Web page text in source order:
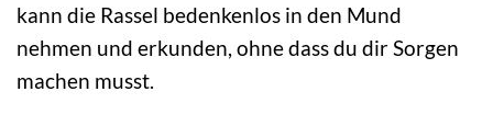
kann die Rassel bedenkenlos in den Mund
nehmen und erkunden, ohne dass du dir Sorgen
machen musst.